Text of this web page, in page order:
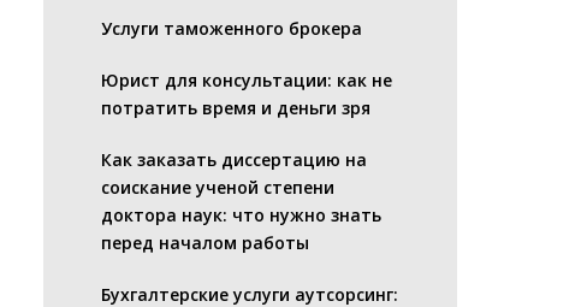
Услуги таможенного брокера
Юрист для консультации: как не
потратить время и деньги зря
Как заказать диссертацию на
соискание ученой степени
доктора наук: что нужно знать
перед началом работы
Бухгалтерские услуги аутсорсинг: